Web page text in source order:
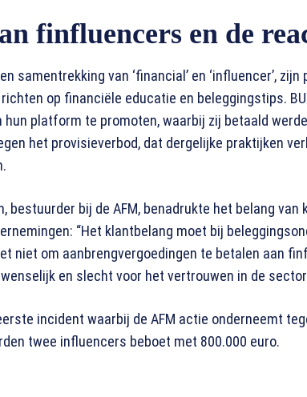
finfluencers en de
samentrekking van ‘financial’ en ‘influencer’,
op financiële educatie en beleggingstips.
hun platform te promoten, waarbij zij betaald
het provisieverbod, dat dergelijke praktijken
bestuurder bij de AFM, benadrukte het belang
“Het klantbelang moet bij
niet om aanbrengvergoedingen te betalen aan
en slecht voor het vertrouwen in de
incident waarbij de AFM actie onderneemt
twee influencers beboet met 800.000 euro.